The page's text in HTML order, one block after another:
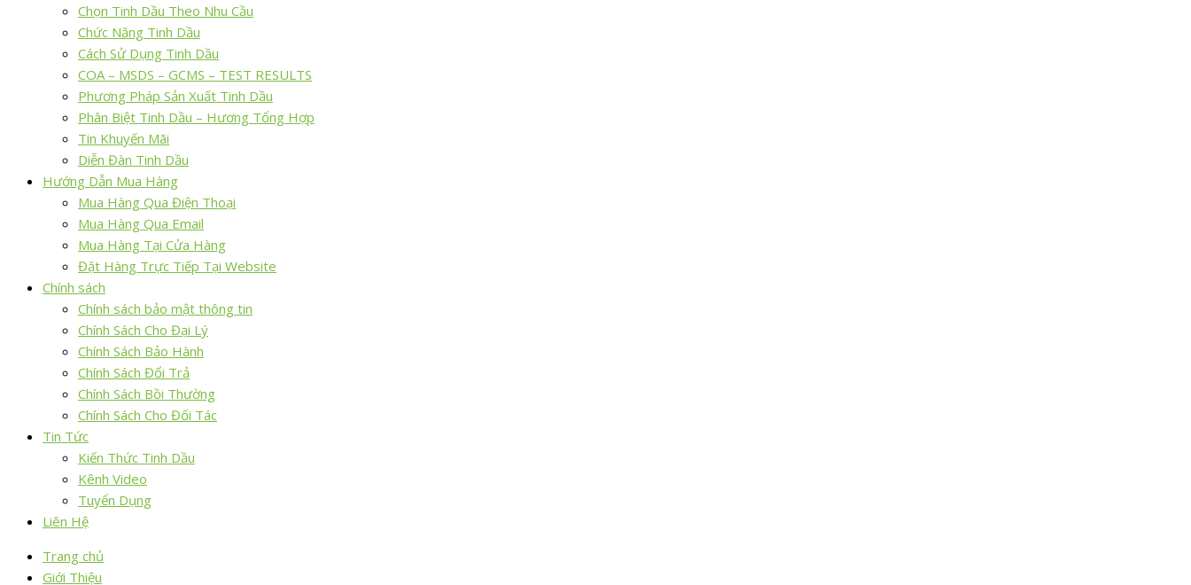
Chọn Tinh Dầu Theo Nhu Cầu
Chức Năng Tinh Dầu
Cách Sử Dụng Tinh Dầu
COA – MSDS – GCMS – TEST RESULTS
Phương Pháp Sản Xuất Tinh Dầu
Phân Biệt Tinh Dầu – Hương Tổng Hợp
Tin Khuyến Mãi
Diễn Đàn Tinh Dầu
Hướng Dẫn Mua Hàng
Mua Hàng Qua Điện Thoại
Mua Hàng Qua Email
Mua Hàng Tại Cửa Hàng
Đặt Hàng Trực Tiếp Tại Website
Chính sách
Chính sách bảo mật thông tin
Chính Sách Cho Đại Lý
Chính Sách Bảo Hành
Chính Sách Đổi Trả
Chính Sách Bồi Thường
Chính Sách Cho Đối Tác
Tin Tức
Kiến Thức Tinh Dầu
Kênh Video
Tuyển Dụng
Liên Hệ
Trang chủ
Giới Thiệu